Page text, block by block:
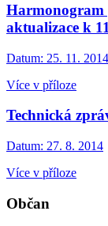
aktualizace k
Datum: 25. 11. 2014
Více v příloze
Technická
Datum: 27. 8. 2014
Více v příloze
Občan